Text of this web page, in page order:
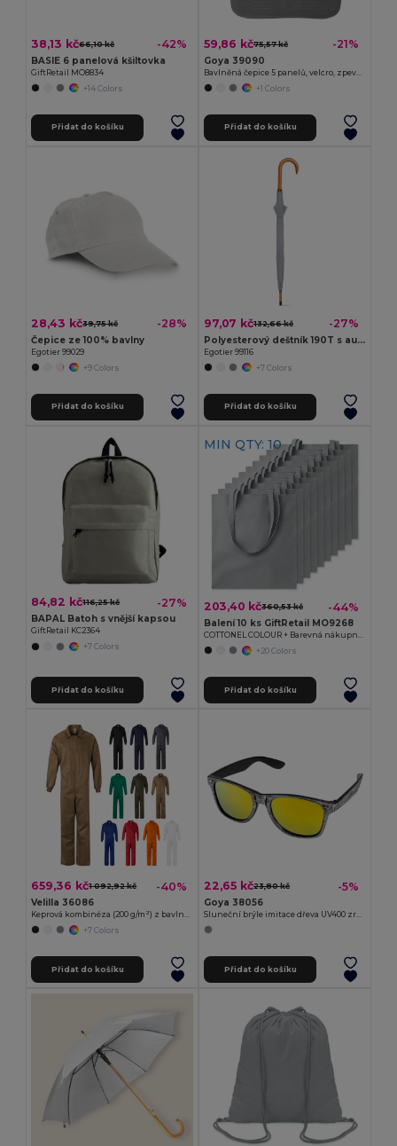
38,13 kč66,10 kč -42%
BASIE 6 panelová kšiltovka
GiftRetail MO8834
+14 Colors
Přidat do košíku
59,86 kč75,57 kč -21%
Goya 39090
+1 Colors
Přidat do košíku
28,43 kč39,75 kč -28%
Čepice ze 100% bavlny
Egotier 99029
+9 Colors
Přidat do košíku
97,07 kč132,66 kč -27%
Polyesterový deštník 190T s automatickým otevíráním
Egotier 99116
+7 Colors
Přidat do košíku
84,82 kč116,25 kč -27%
BAPAL Batoh s vnější kapsou
GiftRetail KC2364
+7 Colors
Přidat do košíku
MIN QTY: 10
203,40 kč360,53 kč -44%
Balení 10 ks GiftRetail MO9268
COTTONEL COLOUR + Barevná nákupní taška
+20 Colors
Přidat do košíku
659,36 kč1 092,92 kč -40%
Velilla 36086
Keprová kombinéza (200 g/m²) z bavlny (35 %) a polyesteru (65 %)
+7 Colors
Přidat do košíku
22,65 kč23,80 kč -5%
Goya 38056
Sluneční brýle imitace dřeva UV400 zrcadlové TIMBER
Přidat do košíku